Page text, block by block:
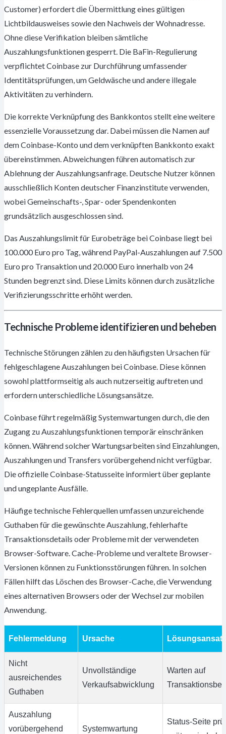
Customer) erfordert die Übermittlung eines gültigen
Lichtbildausweises sowie den Nachweis der Wohnadresse.
Ohne diese Verifikation bleiben sämtliche
Auszahlungsfunktionen gesperrt. Die BaFin-Regulierung
verpflichtet Coinbase zur Durchführung umfassender
Identitätsprüfungen, um Geldwäsche und andere illegale
Aktivitäten zu verhindern.
Die korrekte Verknüpfung des Bankkontos stellt eine weitere
essenzielle Voraussetzung dar. Dabei müssen die Namen auf
dem Coinbase-Konto und dem verknüpften Bankkonto exakt
übereinstimmen. Abweichungen führen automatisch zur
Ablehnung der Auszahlungsanfrage. Deutsche Nutzer können
ausschließlich Konten deutscher Finanzinstitute verwenden,
wobei Gemeinschafts-, Spar- oder Spendenkonten
grundsätzlich ausgeschlossen sind.
Das Auszahlungslimit für Eurobeträge bei Coinbase liegt bei
100.000 Euro pro Tag, während PayPal-Auszahlungen auf 7.500
Euro pro Transaktion und 20.000 Euro innerhalb von 24
Stunden begrenzt sind. Diese Limits können durch zusätzliche
Verifizierungsschritte erhöht werden.
Technische Probleme identifizieren und beheben
Technische Störungen zählen zu den häufigsten Ursachen für
fehlgeschlagene Auszahlungen bei Coinbase. Diese können
sowohl plattformseitig als auch nutzerseitig auftreten und
erfordern unterschiedliche Lösungsansätze.
Coinbase führt regelmäßig Systemwartungen durch, die den
Zugang zu Auszahlungsfunktionen temporär einschränken
können. Während solcher Wartungsarbeiten sind Einzahlungen,
Auszahlungen und Transfers vorübergehend nicht verfügbar.
Die offizielle Coinbase-Statusseite informiert über geplante
und ungeplante Ausfälle.
Häufige technische Fehlerquellen umfassen unzureichende
Guthaben für die gewünschte Auszahlung, fehlerhafte
Transaktionsdetails oder Probleme mit der verwendeten
Browser-Software. Cache-Probleme und veraltete Browser-
Versionen können zu Funktionsstörungen führen. In solchen
Fällen hilft das Löschen des Browser-Cache, die Verwendung
eines alternativen Browsers oder der Wechsel zur mobilen
Anwendung.
Fehlermeldung Ursache Lösungsansatz
Nicht
ausreichendes
Guthaben
Unvollständige
Verkaufsabwicklung
Warten auf
Auszahlung
vorübergehend
Systemwartung
Status-Seite